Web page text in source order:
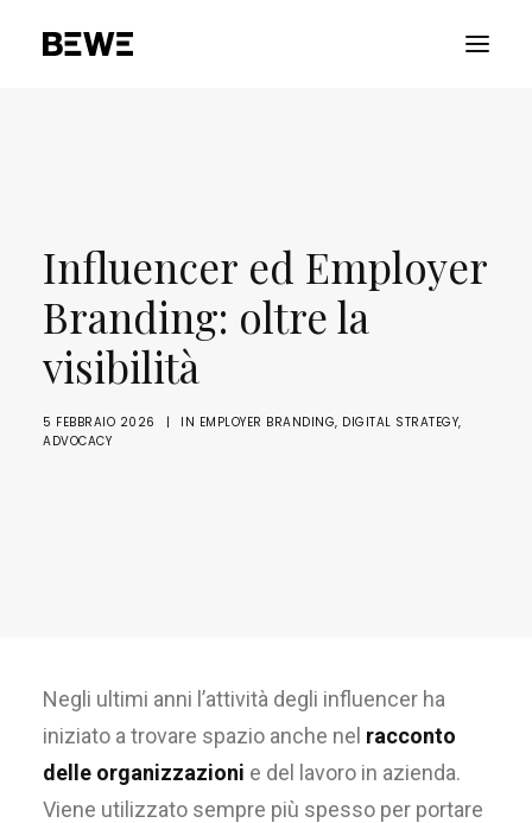
RISORSE
ADVOCACY
CONTATTACI
Influencer ed Employer
Branding: oltre la
visibilità
5 FEBBRAIO 2026 | IN EMPLOYER BRANDING, DIGITAL STRATEGY,
ADVOCACY
Negli ultimi anni l’attività degli influencer ha
iniziato a trovare spazio anche nel racconto
delle organizzazioni e del lavoro in azienda.
Viene utilizzato sempre più spesso per portare